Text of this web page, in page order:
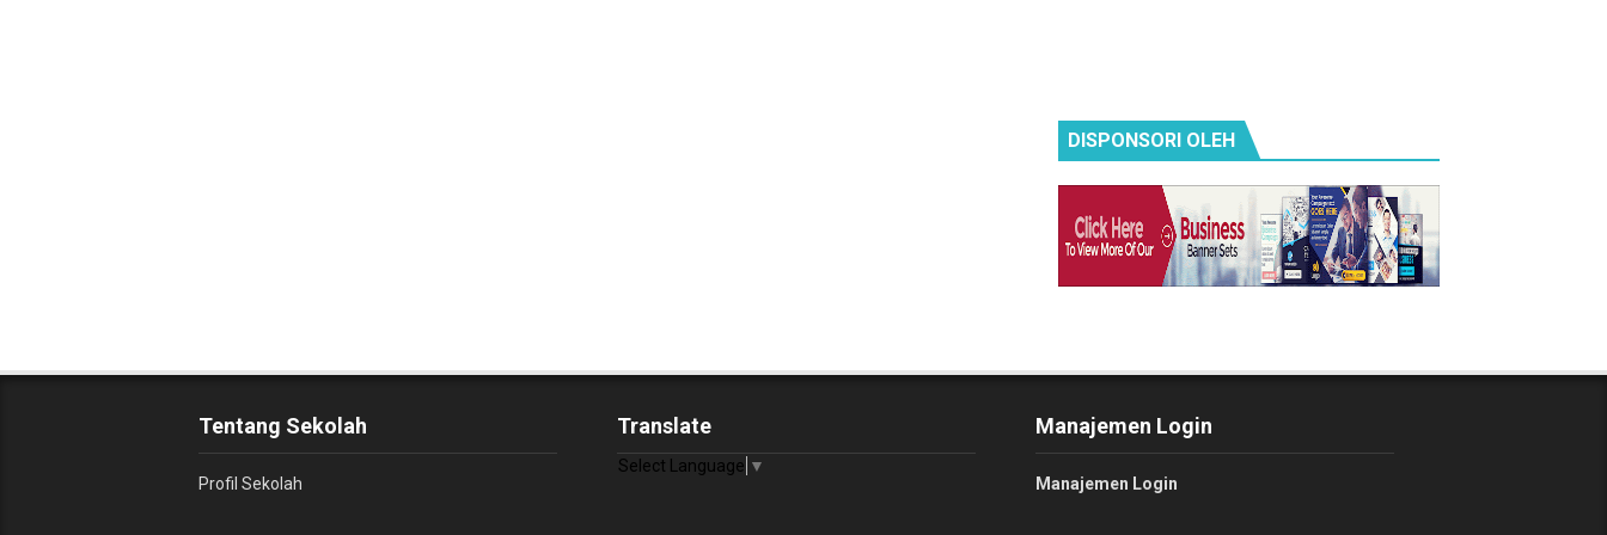
DISPONSORI OLEH
Tentang Sekolah
Profil Sekolah
Translate
Select Language ▼
Manajemen Login
Manajemen Login